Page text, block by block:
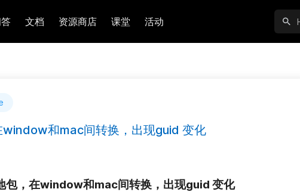
文档 资源商店 课堂 活动
和mac间转换，出现guid 变化
，在window和mac间转换，出现guid 变化